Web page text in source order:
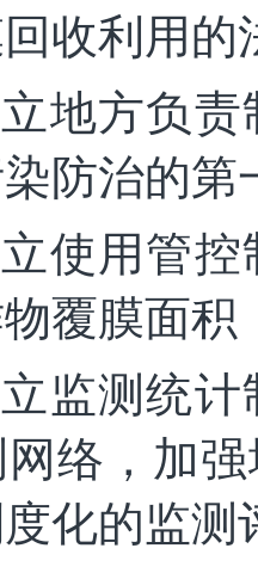
收利用的
地方负
防治的
使用管
覆膜面积
监测统
络，加
化的监测